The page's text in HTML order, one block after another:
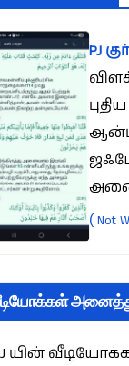
PJ
( Not
யின்